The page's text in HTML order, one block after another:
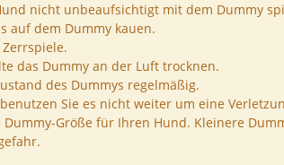
nicht unbeaufsichtigt mit dem Dummy
auf dem Dummy kauen.
das Dummy an der Luft trocknen.
des Dummys regelmäßig.
Sie es nicht weiter um eine
Größe für Ihren Hund. Kleinere